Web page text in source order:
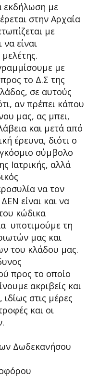
εκδήλωση με
στην Αρχαία
με
είναι
με
το Δ.Σ της
σε αυτούς
αν πρέπει κάπου
μας, ας μπει,
και μετά από
έρευνα, διότι ο
σύμβολο
Ιατρικής, αλλά
να τον
είναι και να
κώδικα
υποτιμούμε τη
μας και
του κλάδου μας.
προς το οποίο
ακριβείς και
στις μέρες
και οι
Δωδεκανήσου